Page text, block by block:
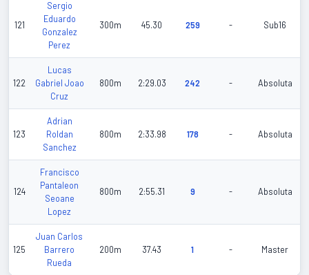
121
Sergio
Eduardo
Gonzalez
Perez
300m 45.30 259 - Sub16
122
Lucas
Gabriel Joao
Cruz
800m 2:29.03 242 - Absoluta
123
Adrian
Roldan
Sanchez
800m 2:33.98 178 - Absoluta
124
Francisco
Pantaleon
Seoane
Lopez
800m 2:55.31 9 - Absoluta
125
Juan Carlos
Barrero
Rueda
200m 37.43 1 - Master